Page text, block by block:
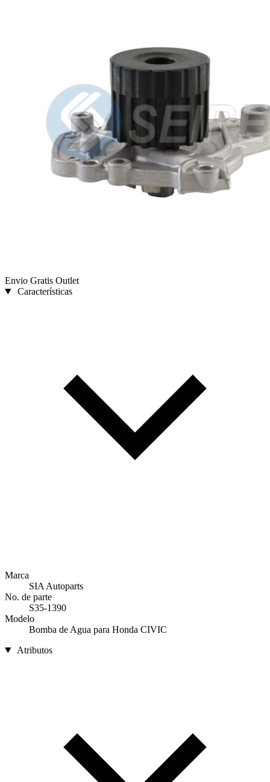
Envio Gratis Outlet
Características
Marca
SIA Autoparts
No. de parte
S35-1390
Modelo
Bomba de Agua para Honda CIVIC
Atributos